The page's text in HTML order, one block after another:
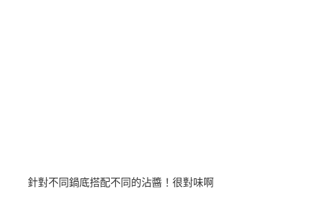
針對不同鍋底搭配不同的沾醬！很對味啊